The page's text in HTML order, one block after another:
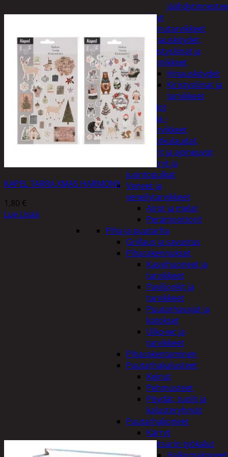
Öljyt
Perävaunutarvikkeet
Hinausköydet,
kiristysliinat ja
kiinnikkeet
Hinausköydet
Kiristysliinat ja
tarvikkeet
Valot
Rengas ja -
vannetarvikkeet
Sähköpotkulaudat,
skootterit ja ajoneuvot
Tukkikärryt ja
juontopulkat
Veneet ja
veneilytarvikkeet
Airot ja melat
Perämoottorit
Piha ja puutarha
Grillaus ja savustus
Piharakennukset
Kasvihuoneet ja
tarvikkeet
Paviljonkit ja
tarvikkeet
Puutarhavajat ja
katokset
Ulko-wc ja
tarvikkeet
Piharakentaminen
Puutarhakalusteet
Keinut
Pehmusteet
Pöydät, tuolit ja
kalusteryhmät
Puutarhakoneet
Kärryt
Metsurin työkalut
KAPEL TARRA XMAS HARMONY
1,80 €
Lue Lisää